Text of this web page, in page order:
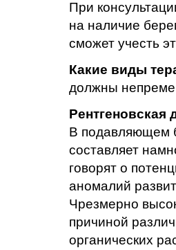
При
на наличие
сможет учесть
Какие виды
должны
Рентгеновская
В подавляющем
составляет
говорят о
аномалий
Чрезмерно
причиной
органических